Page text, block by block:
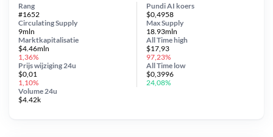
Pundi AI koers
$0,4958
Circulating Supply
9mln
Prijs wijziging 24u
$0,01
1,10%
Max Supply
18.93mln
Marktkapitalisatie
$4.46mln
1,36%
Volume 24u
$4.42k
Rang
#1652
All Timehigh
$17,93
97,23%
All Time low
$0,3996
24,08%